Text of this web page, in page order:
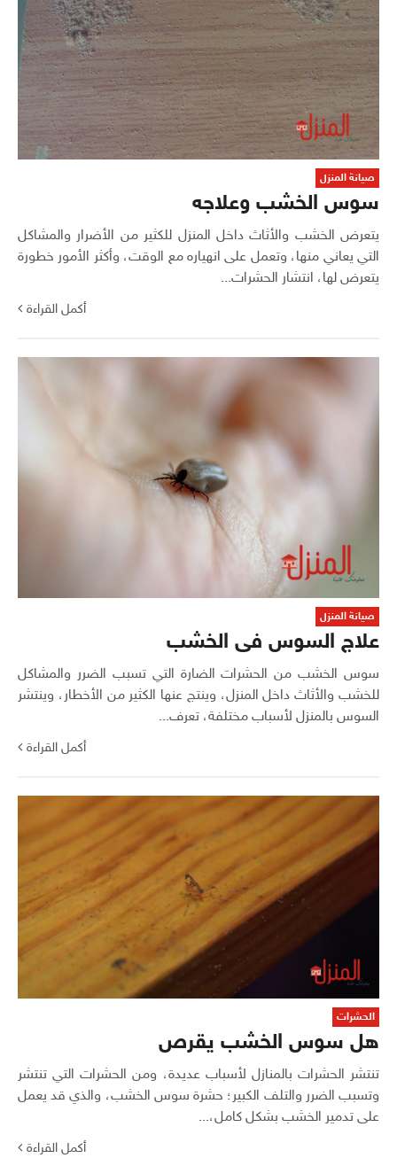
صيانة المنزل
سوس الخشب وعلاجه
يتعرض الخشب والأثاث داخل المنزل للكثير من الأضرار والمشاكل
التي يعاني منها، وتعمل على انهياره مع الوقت، وأكثر الأمور خطورة
يتعرض لها، انتشار الحشرات...
أكمل القراءة
صيانة المنزل
علاج السوس فى الخشب
سوس الخشب من الحشرات الضارة التي تسبب الضرر والمشاكل
للخشب والأثاث داخل المنزل، وينتج عنها الكثير من الأخطار، وينتشر
السوس بالمنزل لأسباب مختلفة، تعرف...
أكمل القراءة
الحشرات
هل سوس الخشب يقرص
تنتشر الحشرات بالمنازل لأسباب عديدة، ومن الحشرات التي تنتشر
وتسبب الضرر والتلف الكبير؛ حشرة سوس الخشب، والذي قد يعمل
على تدمير الخشب بشكل كامل،...
أكمل القراءة